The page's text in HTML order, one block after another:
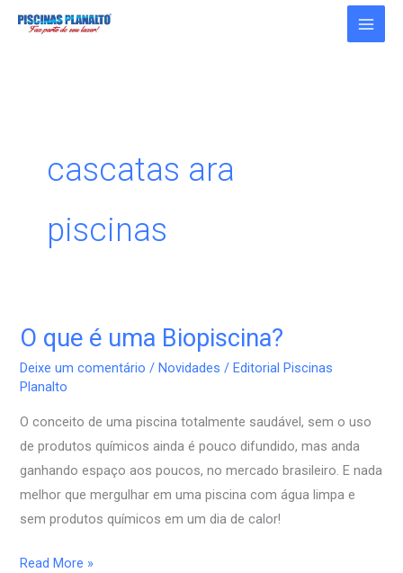
cascatas ara
piscinas
O que é uma Biopiscina?
Deixe um comentário /Novidades /Editorial Piscinas
Planalto
O conceito de uma piscina totalmente saudável, sem o uso
de produtos químicos ainda é pouco difundido, mas anda
ganhando espaço aos poucos, no mercado brasileiro. E nada
melhor que mergulhar em uma piscina com água limpa e
sem produtos químicos em um dia de calor!
O
é
Biopiscina?
Read More »